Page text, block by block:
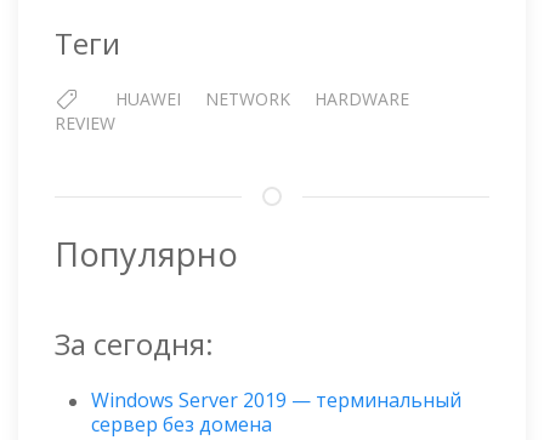
Теги
HUAWEI NETWORK
HARDWARE
REVIEW
Популярно
За сегодня:
Windows Server 2019 — терминальный
сервер без домена